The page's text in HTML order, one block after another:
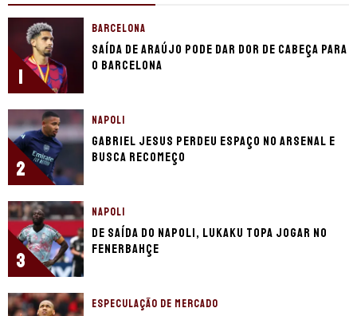
1
BARCELONA
Saída de Araújo pode dar dor de cabeça para
o Barcelona
2
NAPOLI
Gabriel Jesus perdeu espaço no Arsenal e
busca recomeço
3
NAPOLI
De saída do Napoli, Lukaku topa jogar no
Fenerbahçe
ESPECULAÇÃO DE MERCADO